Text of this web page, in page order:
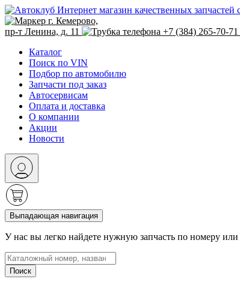
Интернет магазин качественных
г. Кемерово,
пр-т Ленина, д. 11
+7 (384) 265-70-71
Каталог
Поиск по VIN
Подбор по автомобилю
Запчасти под заказ
Автосервисам
Оплата и доставка
О компании
Акции
Новости
Выпадающая навигация
У нас вы легко найдете нужную запчасть по номеру
Поиск